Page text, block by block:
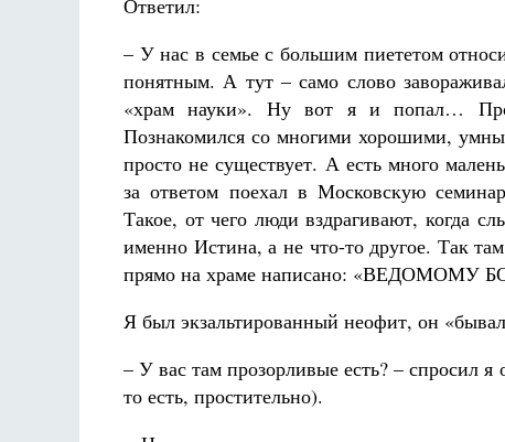
Ответил:
– У нас в семье с большим пиететом
понятным. А тут – само слово
«храм науки». Ну вот я и попал…
Познакомился со многими хорошими,
просто не существует. А есть много
за ответом поехал в Московскую
Такое, от чего люди вздрагивают, когда
именно Истина, а не что-то другое. Так
прямо на храме написано: «ВЕДОМОМУ
Я был экзальтированный неофит, он
– У вас там прозорливые есть? – спросил
то есть, простительно).